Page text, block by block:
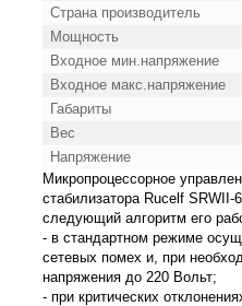
Страна производитель
Мощность
Входное мин.напряжение
Входное макс.напряжение
Габариты
Вес
Напряжение
Микропроцессорное
стабилизатора Rucelf SRWII-
следующий алгоритм его
- в стандартном режиме
сетевых помех и, при
напряжения до 220 Вольт;
- при критических